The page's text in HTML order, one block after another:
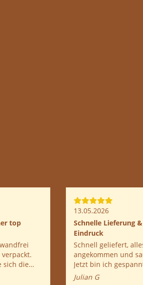
top
sich die
13.05.2026
Schnelle Lieferung
Eindruck
Schnell geliefert,
angekommen und
Jetzt bin ich
Pilze entwickeln.
Julian G